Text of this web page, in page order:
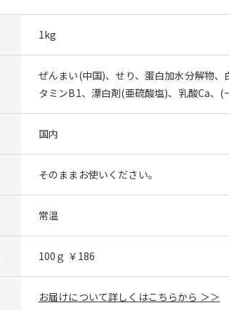
1kg
ぜんまい(中国)、せり、蛋白加水分解物
タミンB1、漂白剤(亜硫酸塩)、乳酸Ca、(
国内
そのままお使いください。
常温
100ｇ ￥186
お届けについて詳しくはこちらから ＞＞